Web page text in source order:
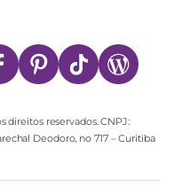
direitos reservados. CNPJ:
Deodoro, no 717 – Curitiba